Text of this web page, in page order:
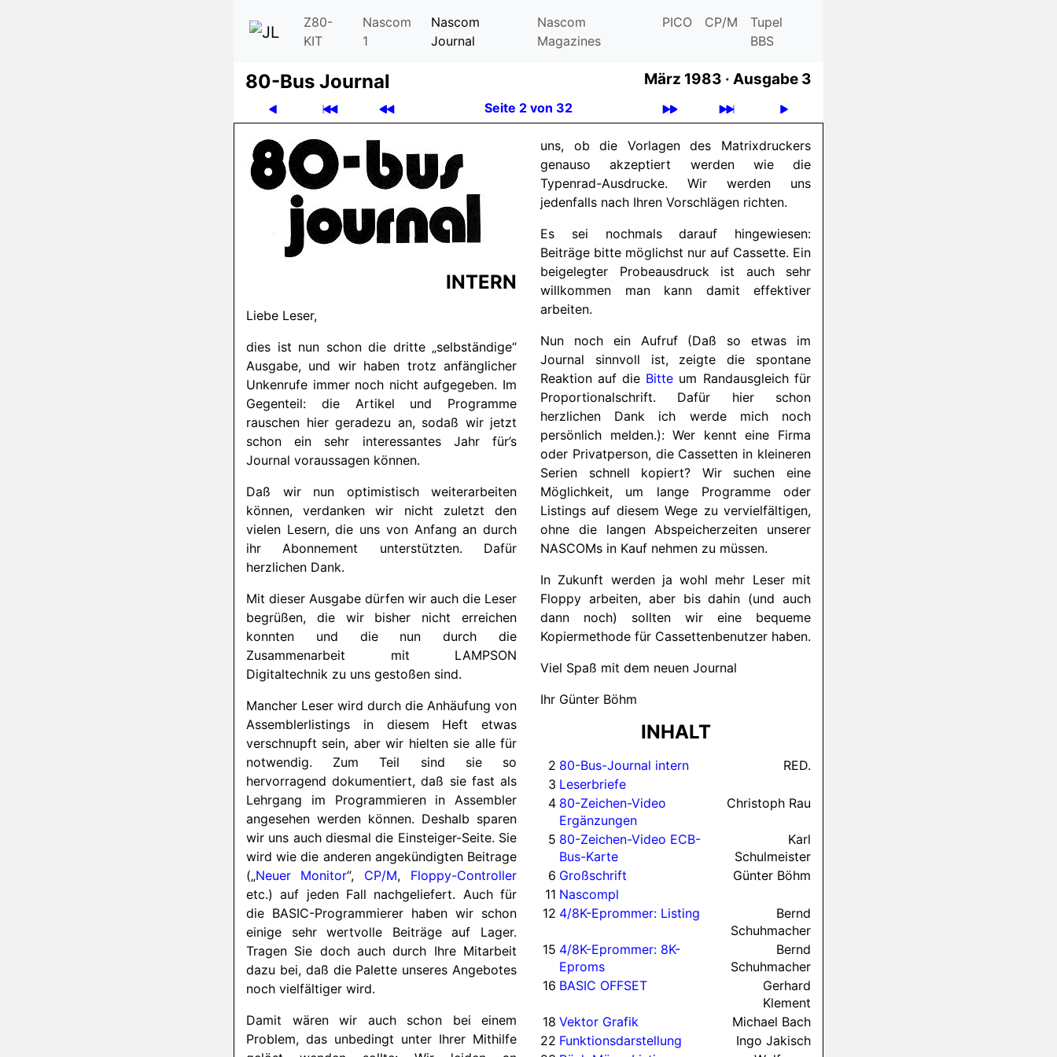
Z80-
KIT
Nascom
1
Nascom
Journal
Nascom
Magazines
PICO CP/M
Tupel
BBS
80-Bus Journal März 1983 · Ausgabe 3
Seite 2 von 32
INTERN
Liebe Leser,
dies ist nun schon die dritte „selbständige“
Ausgabe, und wir haben trotz anfänglicher
Unkenrufe immer noch nicht aufgegeben. Im
Gegenteil: die Artikel und Programme
rauschen hier geradezu an, sodaß wir jetzt
schon ein sehr interessantes Jahr für’s
Journal voraussagen können.
Daß wir nun optimistisch weiterarbeiten
können, verdanken wir nicht zuletzt den
vielen Lesern, die uns von Anfang an durch
ihr Abonnement unterstützten. Dafür
herzlichen Dank.
Mit dieser Ausgabe dürfen wir auch die Leser
begrüßen, die wir bisher nicht erreichen
konnten und die nun durch die
Zusammenarbeit mit LAMPSON
Digitaltechnik zu uns gestoßen sind.
Mancher Leser wird durch die Anhäufung von
Assemblerlistings in diesem Heft etwas
verschnupft sein, aber wir hielten sie alle für
notwendig. Zum Teil sind sie so
hervorragend dokumentiert, daß sie fast als
Lehrgang im Programmieren in Assembler
angesehen werden können. Deshalb sparen
wir uns auch diesmal die Einsteiger-Seite. Sie
wird wie die anderen angekündigten Beitrage
(„Neuer Monitor“, CP/M, Floppy-Controller
etc.) auf jeden Fall nachgeliefert. Auch für
die BASIC-Programmierer haben wir schon
einige sehr wertvolle Beiträge auf Lager.
Tragen Sie doch auch durch Ihre Mitarbeit
dazu bei, daß die Palette unseres Angebotes
noch vielfältiger wird.
Damit wären wir auch schon bei einem
Problem, das unbedingt unter Ihrer Mithilfe
uns, ob die Vorlagen des Matrixdruckers
genauso akzeptiert werden wie die
Typenrad-Ausdrucke. Wir werden uns
jedenfalls nach Ihren Vorschlägen richten.
Es sei nochmals darauf hingewiesen:
Beiträge bitte möglichst nur auf Cassette. Ein
beigelegter Probeausdruck ist auch sehr
willkommen man kann damit effektiver
arbeiten.
Nun noch ein Aufruf (Daß so etwas im
Journal sinnvoll ist, zeigte die spontane
Reaktion auf die Bitte um Randausgleich für
Proportionalschrift. Dafür hier schon
herzlichen Dank ich werde mich noch
persönlich melden.): Wer kennt eine Firma
oder Privatperson, die Cassetten in kleineren
Serien schnell kopiert? Wir suchen eine
Möglichkeit, um lange Programme oder
Listings auf diesem Wege zu vervielfältigen,
ohne die langen Abspeicherzeiten unserer
NASCOMs in Kauf nehmen zu müssen.
In Zukunft werden ja wohl mehr Leser mit
Floppy arbeiten, aber bis dahin (und auch
dann noch) sollten wir eine bequeme
Kopiermethode für Cassettenbenutzer haben.
Viel Spaß mit dem neuen Journal
Ihr Günter Böhm
INHALT
2 80-Bus-Journal intern
RED.
3 Leserbriefe
4 80-Zeichen-Video
Ergänzungen
Christoph Rau
5 80-Zeichen-Video ECB-
Bus-Karte
Karl
Schulmeister
6 Großschrift
Günter Böhm
11 Nascompl
12 4/8K-Eprommer: Listing
Bernd
Schuhmacher
15 4/8K-Eprommer: 8K-
Eproms
Bernd
Schuhmacher
16 BASIC OFFSET
Gerhard
Klement
18 Vektor Grafik
Michael Bach
22 Funktionsdarstellung
Ingo Jakisch